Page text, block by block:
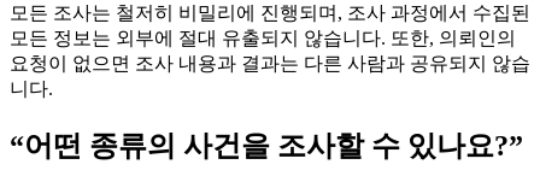
모든 조사는 철저히 비밀리에 진행되며, 조사 과정에서 수집된
모든 정보는 외부에 절대 유출되지 않습니다. 또한, 의뢰인의
요청이 없으면 조사 내용과 결과는 다른 사람과 공유되지 않습
니다.
“어떤 종류의 사건을 조사할 수 있나요?”